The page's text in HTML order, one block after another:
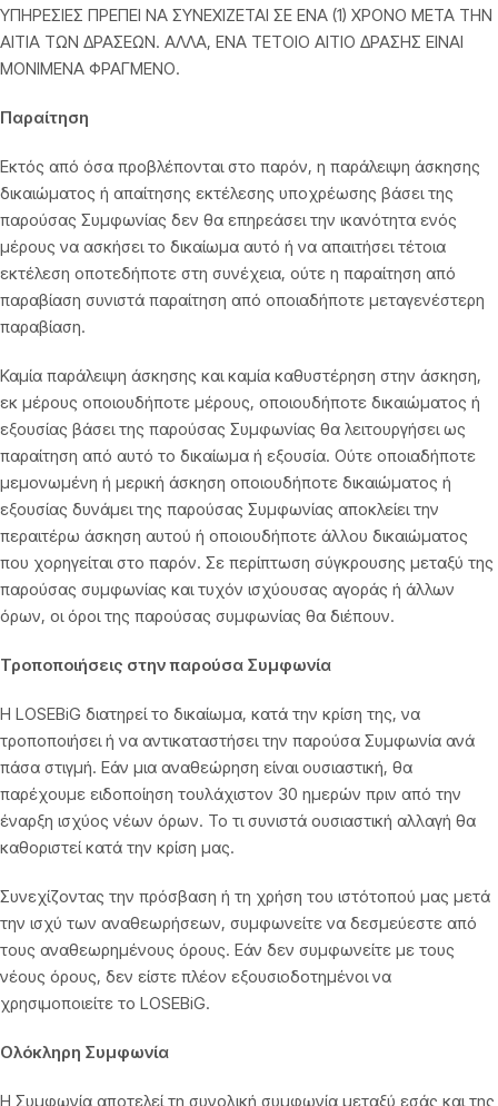
ΥΠΗΡΕΣΙΕΣ ΠΡΕΠΕΙ ΝΑ ΣΥΝΕΧΙΖΕΤΑΙ ΣΕ ΕΝΑ (1) ΧΡΟΝΟ ΜΕΤΑ ΤΗΝ
ΑΙΤΙΑ ΤΩΝ ΔΡΑΣΕΩΝ. ΑΛΛΑ, ΕΝΑ ΤΕΤΟΙΟ ΑΙΤΙΟ ΔΡΑΣΗΣ ΕΙΝΑΙ
ΜΟΝΙΜΕΝΑ ΦΡΑΓΜΕΝΟ.
Παραίτηση
Εκτός από όσα προβλέπονται στο παρόν, η παράλειψη άσκησης
δικαιώματος ή απαίτησης εκτέλεσης υποχρέωσης βάσει της
παρούσας Συμφωνίας δεν θα επηρεάσει την ικανότητα ενός
μέρους να ασκήσει το δικαίωμα αυτό ή να απαιτήσει τέτοια
εκτέλεση οποτεδήποτε στη συνέχεια, ούτε η παραίτηση από
παραβίαση συνιστά παραίτηση από οποιαδήποτε μεταγενέστερη
παραβίαση.
Καμία παράλειψη άσκησης και καμία καθυστέρηση στην άσκηση,
εκ μέρους οποιουδήποτε μέρους, οποιουδήποτε δικαιώματος ή
εξουσίας βάσει της παρούσας Συμφωνίας θα λειτουργήσει ως
παραίτηση από αυτό το δικαίωμα ή εξουσία. Ούτε οποιαδήποτε
μεμονωμένη ή μερική άσκηση οποιουδήποτε δικαιώματος ή
εξουσίας δυνάμει της παρούσας Συμφωνίας αποκλείει την
περαιτέρω άσκηση αυτού ή οποιουδήποτε άλλου δικαιώματος
που χορηγείται στο παρόν. Σε περίπτωση σύγκρουσης μεταξύ της
παρούσας συμφωνίας και τυχόν ισχύουσας αγοράς ή άλλων
όρων, οι όροι της παρούσας συμφωνίας θα διέπουν.
Τροποποιήσεις στην παρούσα Συμφωνία
Η LOSEBiG διατηρεί το δικαίωμα, κατά την κρίση της, να
τροποποιήσει ή να αντικαταστήσει την παρούσα Συμφωνία ανά
πάσα στιγμή. Εάν μια αναθεώρηση είναι ουσιαστική, θα
παρέχουμε ειδοποίηση τουλάχιστον 30 ημερών πριν από την
έναρξη ισχύος νέων όρων. Το τι συνιστά ουσιαστική αλλαγή θα
καθοριστεί κατά την κρίση μας.
Συνεχίζοντας την πρόσβαση ή τη χρήση του ιστότοπού μας μετά
την ισχύ των αναθεωρήσεων, συμφωνείτε να δεσμεύεστε από
τους αναθεωρημένους όρους. Εάν δεν συμφωνείτε με τους
νέους όρους, δεν είστε πλέον εξουσιοδοτημένοι να
χρησιμοποιείτε το LOSEBiG.
Ολόκληρη Συμφωνία
Η Συμφωνία αποτελεί τη συνολική συμφωνία μεταξύ εσάς και της